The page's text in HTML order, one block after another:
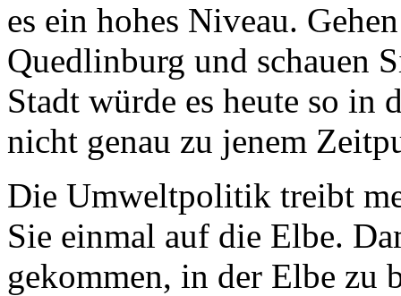
es ein hohes Niveau.
Quedlinburg und schauen
Stadt würde es heute so in
nicht genau zu jenem
Die Umweltpolitik treibt
Sie einmal auf die Elbe.
gekommen, in der Elbe zu